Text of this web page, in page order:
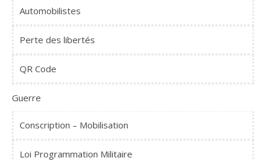
Automobilistes
Perte des libertés
QR Code
Guerre
Conscription – Mobilisation
Loi Programmation Militaire